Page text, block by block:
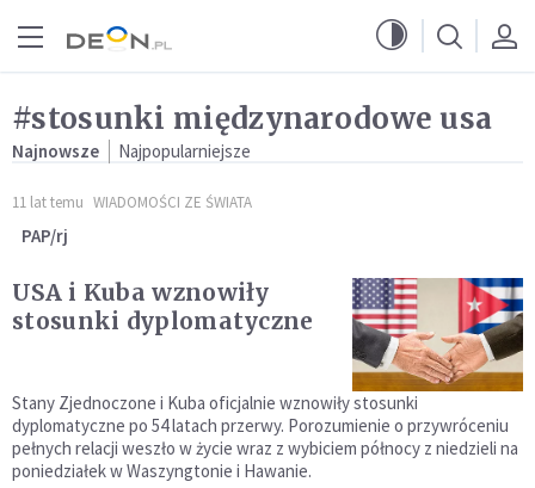
#stosunki międzynarodowe usa
Najnowsze Najpopularniejsze
11 lat temu WIADOMOŚCI ZE ŚWIATA
PAP/rj
USA i Kuba wznowiły
stosunki dyplomatyczne
Stany Zjednoczone i Kuba oficjalnie wznowiły stosunki
dyplomatyczne po 54 latach przerwy. Porozumienie o przywróceniu
pełnych relacji weszło w życie wraz z wybiciem północy z niedzieli na
poniedziałek w Waszyngtonie i Hawanie.